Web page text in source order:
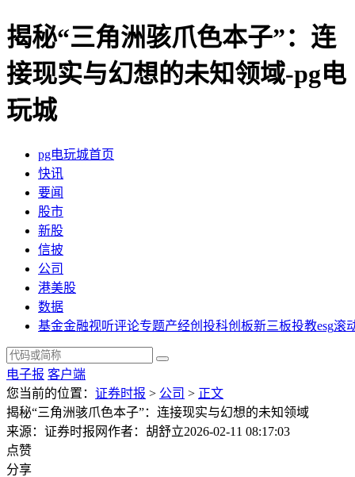
揭秘“三角洲骇爪色本子”：连
接现实与幻想的未知领域-pg电
玩城
pg电玩城首页
快讯
要闻
股市
新股
信披
公司
港美股
数据
基金金融视听评论专题产经创投科创板新三板投教esg滚
电子报 客户端
您当前的位置： 证券时报 > 公司 > 正文
揭秘“三角洲骇爪色本子”：连接现实与幻想的未知领域
来源：证券时报网作者：胡舒立2026-02-11 08:17:03
点赞
分享